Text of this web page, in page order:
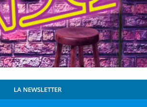
LA NEWSLETTER